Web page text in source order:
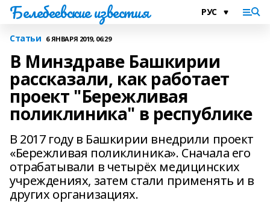
Белебеевские известия
Статьи 6 ЯНВАРЯ 2019, 06:29
В Минздраве Башкирии
рассказали, как работает
проект "Бережливая
поликлиника" в республике
В 2017 году в Башкирии внедрили проект
«Бережливая поликлиника». Сначала его
отрабатывали в четырёх медицинских
учреждениях, затем стали применять и в
других организациях.